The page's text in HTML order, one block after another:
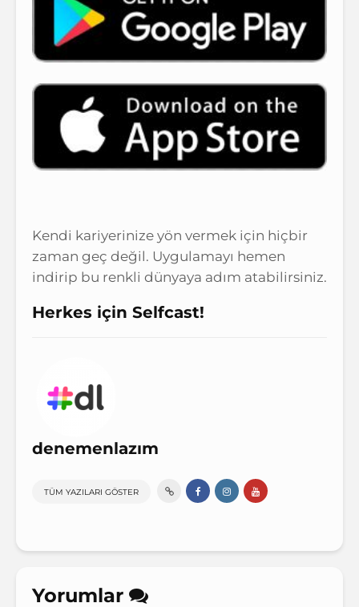
Kendi kariyerinize yön vermek için hiçbir
zaman geç değil. Uygulamayı hemen
indirip bu renkli dünyaya adım atabilirsiniz.
Herkes için Selfcast!
denemenlazım
TÜM YAZILARI GÖSTER
Yorumlar